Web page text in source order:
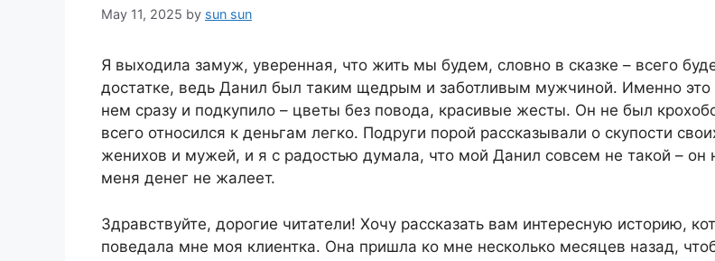
May 11, 2025 by sun sun
Я выходила замуж, уверенная, что жить мы будем, словно в сказке – всего
достатке, ведь Данил был таким щедрым и заботливым мужчиной. Именно это
нем сразу и подкупило – цветы без повода, красивые жесты. Он не был
всего относился к деньгам легко. Подруги порой рассказывали о скупости
женихов и мужей, и я с радостью думала, что мой Данил совсем не такой – он
меня денег не жалеет.
Здравствуйте, дорогие читатели! Хочу рассказать вам интересную историю,
поведала мне моя клиентка. Она пришла ко мне несколько месяцев назад,